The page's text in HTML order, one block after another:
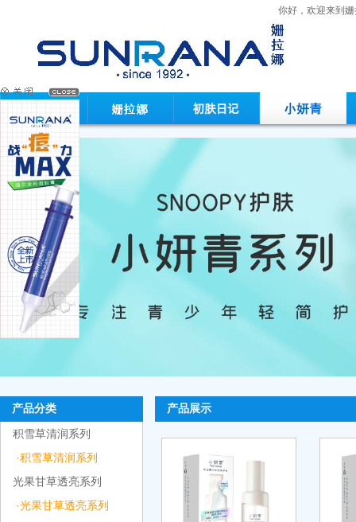
你好，欢迎来到
产品分类
积雪草清润系列
·积雪草清润系列
光果甘草透亮系列
·光果甘草透亮系列
产品展示